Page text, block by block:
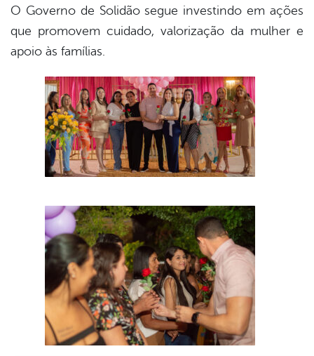
O Governo de Solidão segue investindo em ações
que promovem cuidado, valorização da mulher e
apoio às famílias.